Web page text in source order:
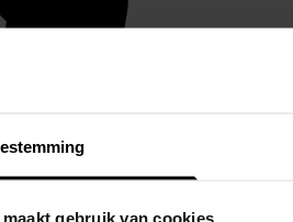
gebruik van cookies